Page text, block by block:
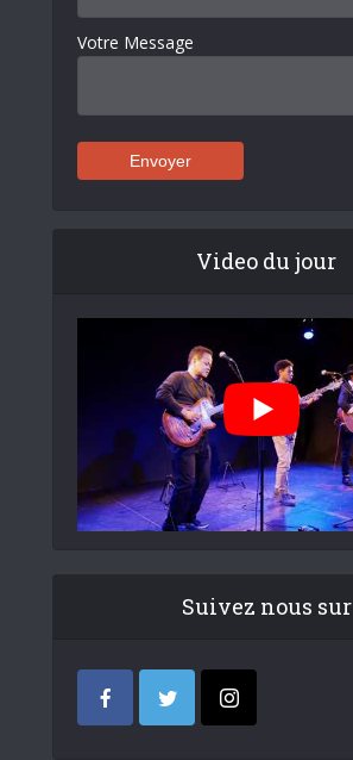
Votre Message
Video du jour
Suivez nous sur